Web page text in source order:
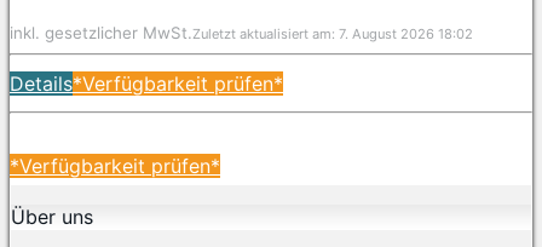
inkl. gesetzlicher MwSt.Zuletzt aktualisiert am: 7. August 2026 18:02
Details*Verfügbarkeit prüfen*
*Verfügbarkeit prüfen*
Über uns